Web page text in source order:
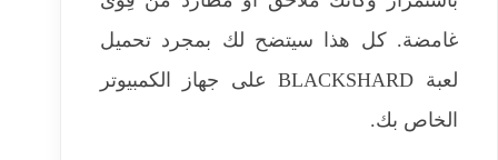
غامضة. كل هذا سيتضح لك بمجرد تحميل
لعبة BLACKSHARD على جهاز الكمبيوتر
الخاص بك.